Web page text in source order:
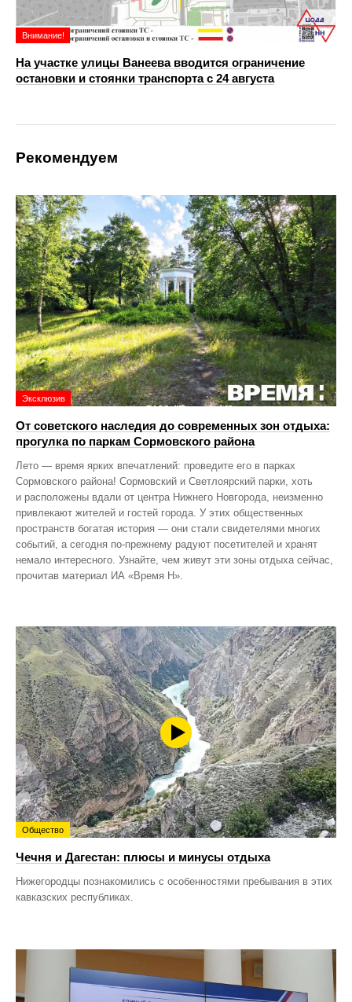
Внимание!
На участке улицы Ванеева вводится ограничение
остановки и стоянки транспорта с 24 августа
Рекомендуем
Эксклюзив
От советского наследия до современных зон отдыха:
прогулка по паркам Сормовского района
Лето — время ярких впечатлений: проведите его в парках
Сормовского района! Сормовский и Светлоярский парки, хоть
и расположены вдали от центра Нижнего Новгорода, неизменно
привлекают жителей и гостей города. У этих общественных
пространств богатая история — они стали свидетелями многих
событий, а сегодня по‑прежнему радуют посетителей и хранят
немало интересного. Узнайте, чем живут эти зоны отдыха сейчас,
прочитав материал ИА «Время Н».
Общество
Чечня и Дагестан: плюсы и минусы отдыха
Нижегородцы познакомились с особенностями пребывания в этих
кавказских республиках.